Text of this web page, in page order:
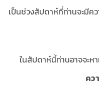
เป็นช่วงสัปดาห์ที่ท่านจะมีค
ในสัปดาห์นี้ท่านอาจจะห
คว